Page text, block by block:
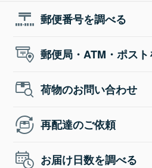
郵便番号を調べる
郵便局・ATM・ポス
荷物のお問い合わせ
再配達のご依頼
お届け日数を調べる